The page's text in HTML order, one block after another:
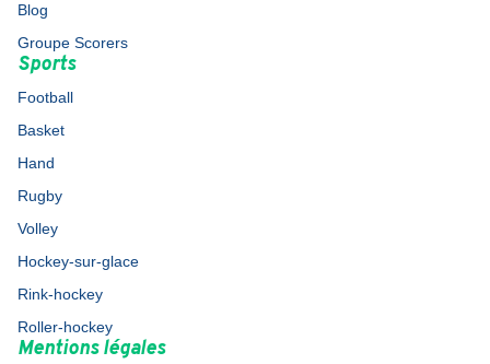
Blog
Groupe Scorers
Sports
Football
Basket
Hand
Rugby
Volley
Hockey-sur-glace
Rink-hockey
Roller-hockey
Mentions légales